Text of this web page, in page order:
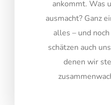
ankommt. Was
ausmacht? Ganz
alles – und
schätzen auch
denen wir